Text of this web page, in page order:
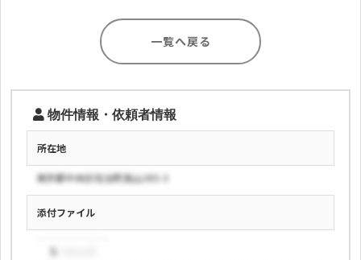
一覧へ戻る
物件情報・依頼者情報
所在地
東京都中央区佐治町高山385-3
添付ファイル